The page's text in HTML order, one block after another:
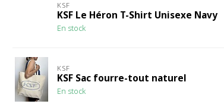
KSF
KSF Le Héron T-Shirt Unisexe Navy
En stock
KSF
KSF Sac fourre-tout naturel
En stock